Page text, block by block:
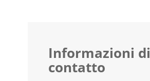
Informazioni di
contatto